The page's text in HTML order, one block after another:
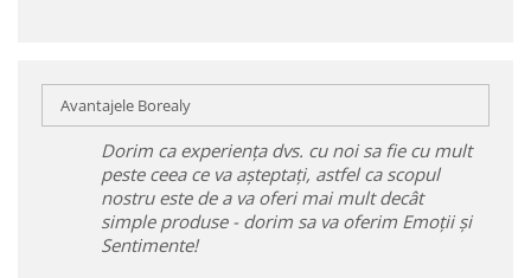
Avantajele Borealy
Dorim ca experiența dvs. cu noi sa fie cu mult
peste ceea ce va așteptați, astfel ca scopul
nostru este de a va oferi mai mult decât
simple produse - dorim sa va oferim Emoții și
Sentimente!